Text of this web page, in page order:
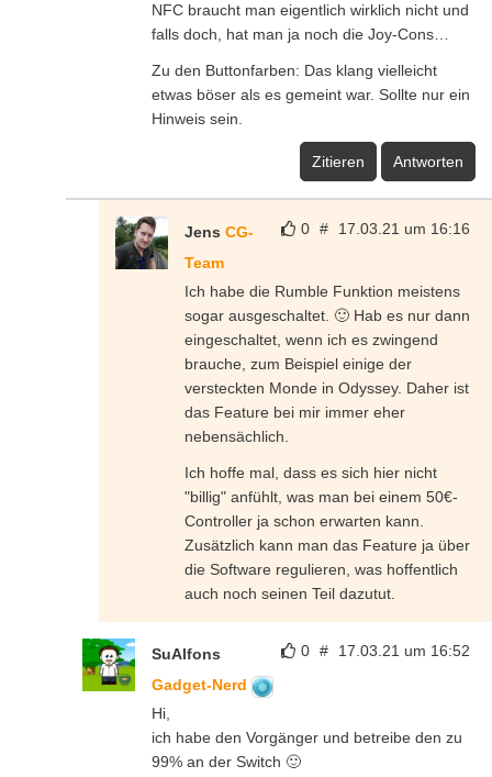
NFC braucht man eigentlich wirklich nicht und
falls doch, hat man ja noch die Joy-Cons…
Zu den Buttonfarben: Das klang vielleicht
etwas böser als es gemeint war. Sollte nur ein
Hinweis sein.
Zitieren Antworten
0 # 17.03.21 um 16:16
Jens CG-
Team
Ich habe die Rumble Funktion meistens
sogar ausgeschaltet. 🙂 Hab es nur dann
eingeschaltet, wenn ich es zwingend
brauche, zum Beispiel einige der
versteckten Monde in Odyssey. Daher ist
das Feature bei mir immer eher
nebensächlich.
Ich hoffe mal, dass es sich hier nicht
"billig" anfühlt, was man bei einem 50€-
Controller ja schon erwarten kann.
Zusätzlich kann man das Feature ja über
die Software regulieren, was hoffentlich
auch noch seinen Teil dazutut.
0 # 17.03.21 um 16:52
SuAlfons
Gadget-Nerd
Hi,
ich habe den Vorgänger und betreibe den zu
99% an der Switch 🙂